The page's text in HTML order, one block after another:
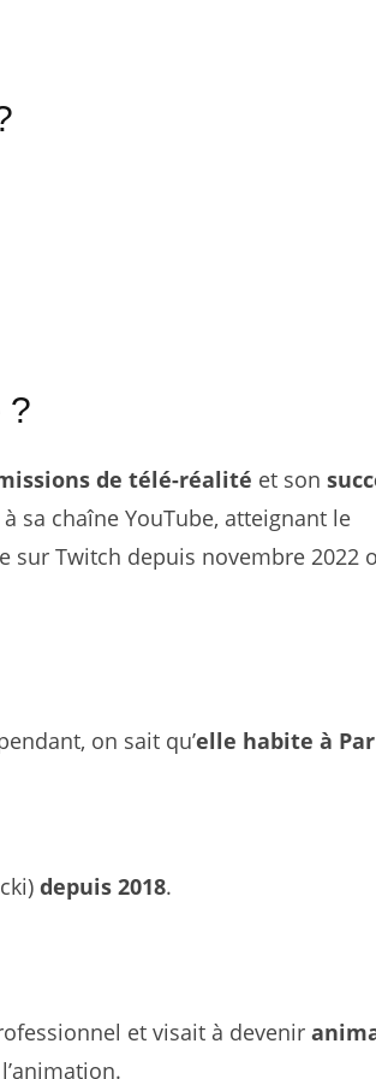
?
de télé-réalité et son
sa chaîne YouTube, atteignant le
sur Twitch depuis novembre 2022
on sait qu’elle habite à
depuis 2018.
et visait à devenir